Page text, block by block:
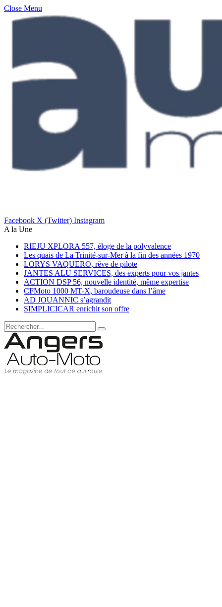
Close Menu
Facebook X (Twitter) Instagram
A la Une
RIEJU XPLORA 557, éloge de la polyvalence
Les quais de La Trinité-sur-Mer à la fin des années 1970
LORYS VAQUERO, rêve de pilote
JANTES ALU SERVICES, des experts pour vos jantes
ACTION DSP 56, nouvelle identité, même expertise
CFMoto 1000 MT-X, baroudeuse dans l’âme
AD JOUANNIC s’agrandit
SIMPLICICAR enrichit son offre